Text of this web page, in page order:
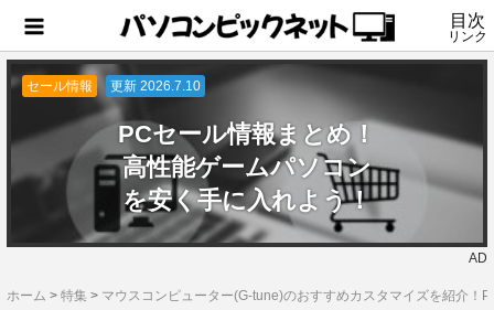
目次
リンク
セール情報 更新 2026.7.10
PCセール情報まとめ！
高性能ゲームパソコン
を安く手に入れよう！
AD
ホーム > 特集 > マウスコンピューター(G-tune)のおすすめカスタマイズを紹介！